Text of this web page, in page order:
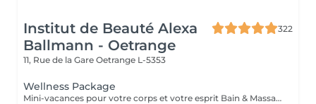
Institut de Beauté Alexa
Ballmann - Oetrange
322
11, Rue de la Gare Oetrange L-5353
Wellness Package
Mini-vacances pour votre corps et votre esprit Bain & Massage des pieds - Gommage du corps & massage Hot Stone - Soins du visage coup d'éclat